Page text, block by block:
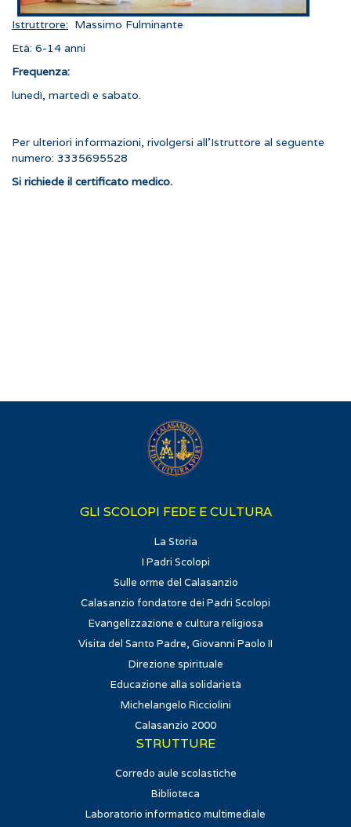
Istruttrore: Massimo Fulminante
Età: 6-14 anni
Frequenza:
lunedì, martedì e sabato.
Per ulteriori informazioni, rivolgersi all'Istruttore al seguente
numero: 3335695528
Si richiede il certificato medico.
GLI SCOLOPI FEDE E CULTURA
La Storia
I Padri Scolopi
Sulle orme del Calasanzio
Calasanzio fondatore dei Padri Scolopi
Evangelizzazione e cultura religiosa
Visita del Santo Padre, Giovanni Paolo II
Direzione spirituale
Educazione alla solidarietà
Michelangelo Ricciolini
Calasanzio 2000
STRUTTURE
Corredo aule scolastiche
Biblioteca
Laboratorio informatico multimediale